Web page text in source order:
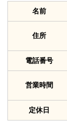
名前
住所
電話番号
営業時間
定休日